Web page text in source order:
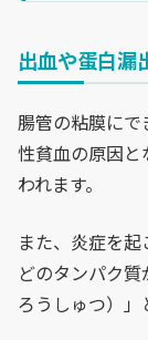
出血や蛋白漏
腸管の粘膜に
性貧血の原因
われます。
また、炎症を
どのタンパク
ろうしゅつ）」